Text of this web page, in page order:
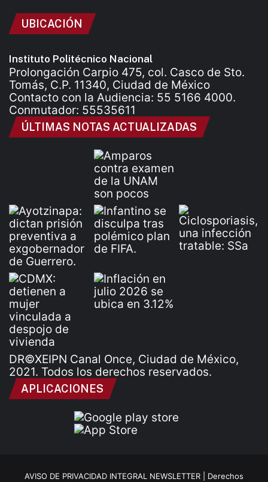
UBICACIÓN
Instituto Politécnico Nacional
Prolongación Carpio 475, col. Casco de Sto.
Tomás, C.P. 11340, Ciudad de México
Contacto con la Audiencia: 55 5166 4000.
Conmutador: 55535611
ÚLTIMAS NOTAS ACTUALIZADAS
DR©XEIPN Canal Once, Ciudad de México,
2021. Todos los derechos reservados.
APLICACIONES
AVISO DE PRIVACIDAD INTEGRAL NEWSLETTER | Derechos